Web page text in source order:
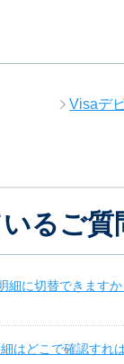
Visaデ
るご質
細に切替できますか
はどこで確認すれ